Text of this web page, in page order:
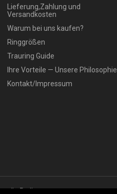
Lieferung,Zahlung und
Versandkosten
Warum bei uns kaufen?
Ringgrößen
Trauring Guide
Ihre Vorteile — Unsere Philosophie
Kontakt/Impressum
Berlin